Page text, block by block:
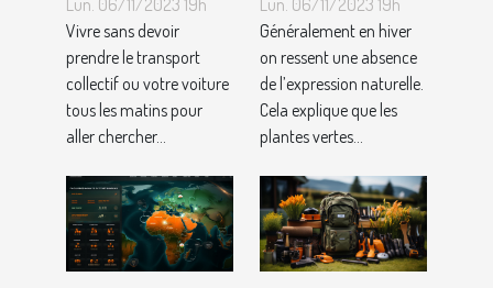
avec
l’internet ?
Lun. 06/11/2023 19h
Vivre sans devoir
prendre le transport
collectif ou votre voiture
tous les matins pour
aller chercher...
créer chez
soi ?
Lun. 06/11/2023 19h
Généralement en hiver
on ressent une absence
de l’expression naturelle.
Cela explique que les
plantes vertes...